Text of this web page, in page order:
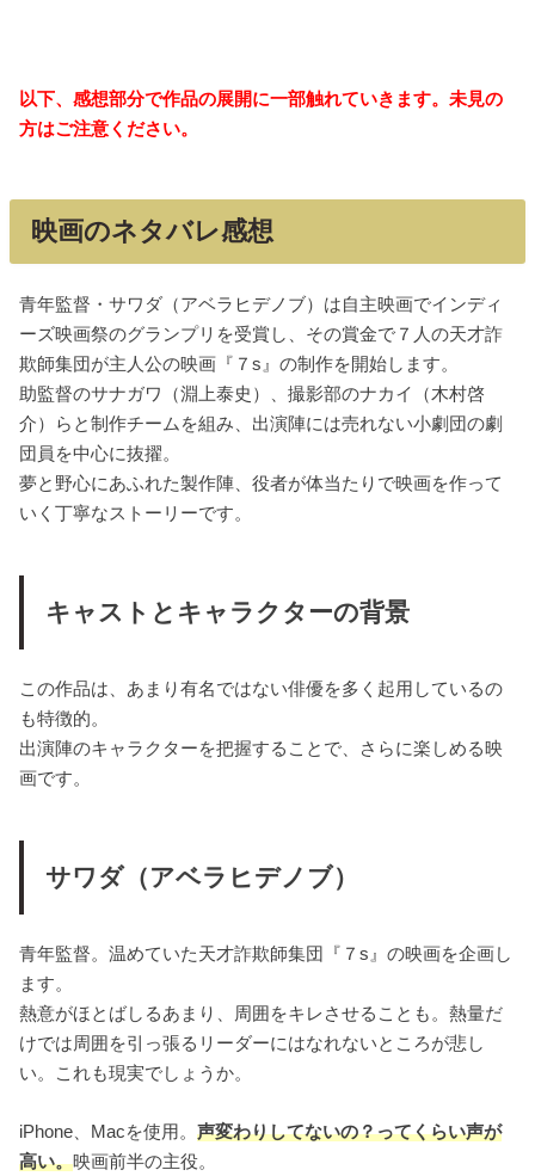
以下、感想部分で作品の展開に一部触れていきます。未見の
方はご注意ください。
映画のネタバレ感想
青年監督・サワダ（アベラヒデノブ）は自主映画でインディ
ーズ映画祭のグランプリを受賞し、その賞金で７人の天才詐
欺師集団が主人公の映画『７s』の制作を開始します。
助監督のサナガワ（淵上泰史）、撮影部のナカイ（木村啓
介）らと制作チームを組み、出演陣には売れない小劇団の劇
団員を中心に抜擢。
夢と野心にあふれた製作陣、役者が体当たりで映画を作って
いく丁寧なストーリーです。
キャストとキャラクターの背景
この作品は、あまり有名ではない俳優を多く起用しているの
も特徴的。
出演陣のキャラクターを把握することで、さらに楽しめる映
画です。
サワダ（アベラヒデノブ）
青年監督。温めていた天才詐欺師集団『７s』の映画を企画し
ます。
熱意がほとばしるあまり、周囲をキレさせることも。熱量だ
けでは周囲を引っ張るリーダーにはなれないところが悲し
い。これも現実でしょうか。
iPhone、Macを使用。声変わりしてないの？ってくらい声が
高い。映画前半の主役。